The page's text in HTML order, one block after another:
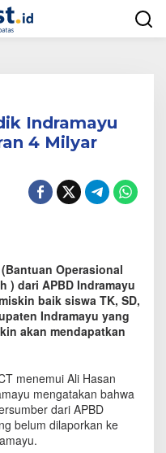
Indramayu
4 Milyar
(Bantuan Operasional
) dari APBD Indramayu
baik siswa TK, SD,
Indramayu yang
akan mendapatkan
menemui Ali Hasan
mengatakan bahwa
dari APBD
belum dilaporkan ke